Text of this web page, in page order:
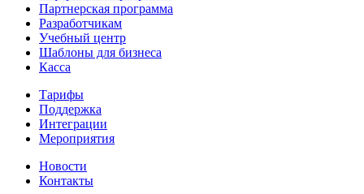
Партнерская программа
Разработчикам
Учебный центр
Шаблоны для бизнеса
Касса
Тарифы
Поддержка
Интеграции
Мероприятия
Новости
Контакты